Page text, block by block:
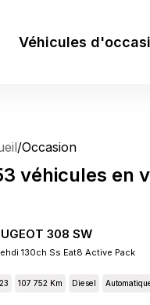
Véhicules
/Occasion
véhicules en
308 SW
130ch Ss Eat8 Active Pack
107 752 Km Diesel